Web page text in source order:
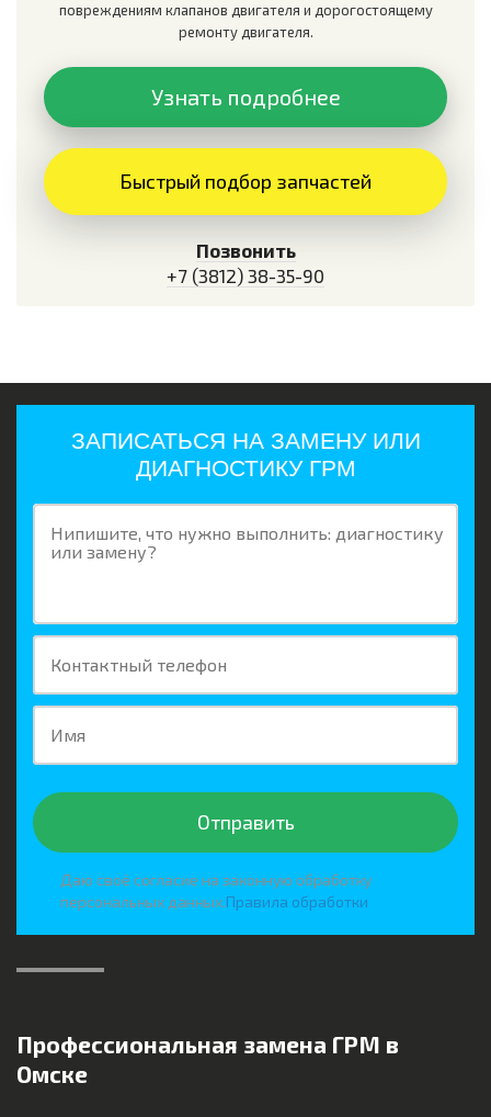
повреждениям клапанов двигателя и дорогостоящему
ремонту двигателя.
Узнать подробнее
Быстрый подбор запчастей
Позвонить
+7 (3812) 38-35-90
ЗАПИСАТЬСЯ НА ЗАМЕНУ ИЛИ
ДИАГНОСТИКУ ГРМ
Нипишите, что нужно выполнить: диагностику
или замену?
Контактный телефон
Имя
Отправить
Даю своё согласие на законную обработку
персональных данных.Правила обработки
Профессиональная замена ГРМ в
Омске